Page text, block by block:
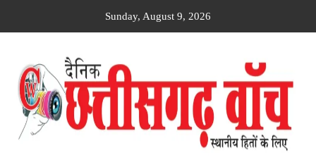
Sunday, August 9, 2026